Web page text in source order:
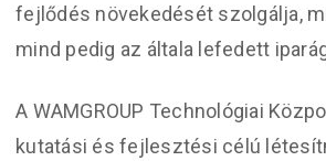
fejlődés növekedését szolgálja,
mind pedig az általa lefedett
A WAMGROUP Technológiai
kutatási és fejlesztési célú